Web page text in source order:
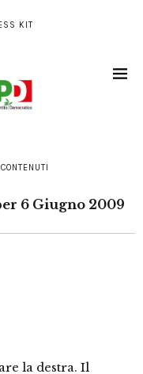
KIT
6 Giugno 2009
la destra. Il